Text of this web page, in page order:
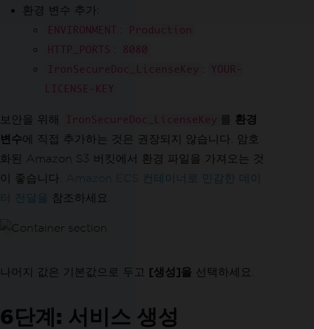
환경 변수 추가:
ENVIRONMENT
Production
HTTP_PORTS
8080
IronSecureDoc_LicenseKey
YOUR-
LICENSE-KEY
보안을 위해 IronSecureDoc_LicenseKey 를 환경
변수에 직접 추가하는 것은 권장되지 않습니다. 암호
화된 Amazon S3 버킷에서 환경 파일을 가져오는 것
이 좋습니다.
Amazon ECS 컨테이너로 민감한 데이
터 전달을 참조하세요.
나머지 값은 기본값으로 두고 [생성]을 선택하세요.
6단계: 서비스 생성